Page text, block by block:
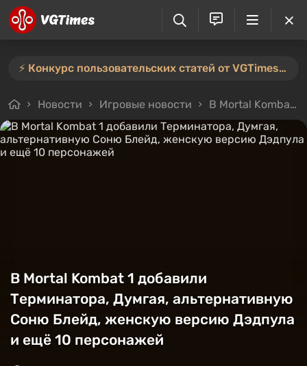
⚡️ Конкурс пользовательских статей от VGTimes продлён — участвуйте тут ⚡️
Новости Игровые новости В Mortal Kombat 1 добавили Терминатора, Думгая, альтернативную Соню Блейд, женскую версию Дэдпула и ещё 10 персонажей
В Mortal Kombat 1 добавили
Терминатора, Думгая, альтернативную
Соню Блейд, женскую версию Дэдпула
и ещё 10 персонажей